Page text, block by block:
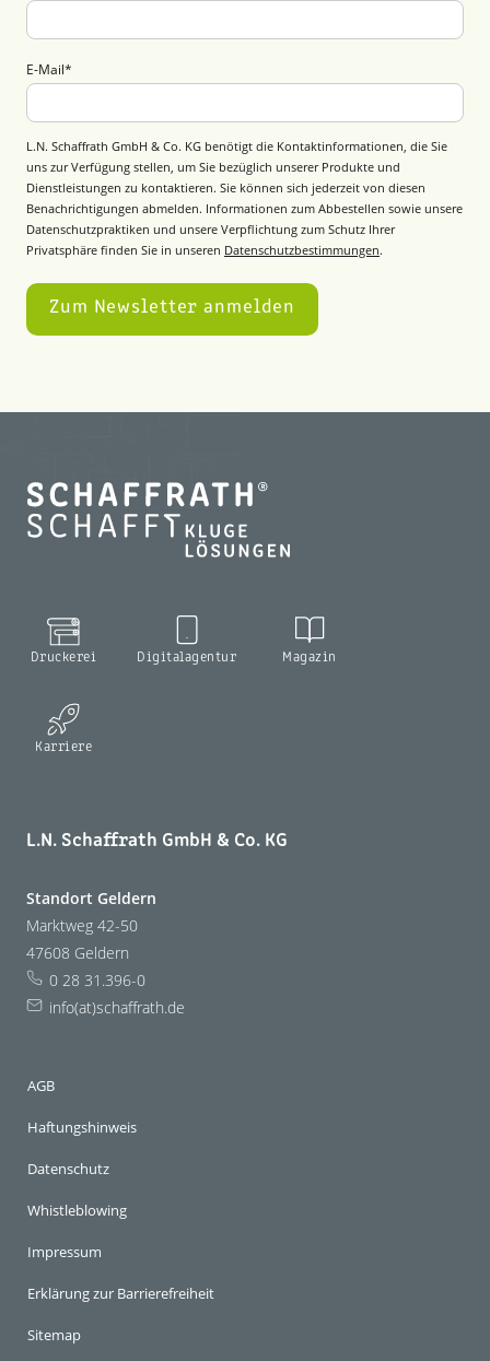
E-Mail*
L.N. Schaffrath GmbH & Co. KG benötigt die Kontaktinformationen, die Sie
uns zur Verfügung stellen, um Sie bezüglich unserer Produkte und
Dienstleistungen zu kontaktieren. Sie können sich jederzeit von diesen
Benachrichtigungen abmelden. Informationen zum Abbestellen sowie unsere
Datenschutzpraktiken und unsere Verpflichtung zum Schutz Ihrer
Privatsphäre finden Sie in unseren Datenschutzbestimmungen.
Druckerei Digitalagentur Magazin
Karriere
L.N. Schaffrath GmbH & Co. KG
Standort Geldern
Marktweg 42-50
47608 Geldern
0 28 31.396-0
info(at)schaffrath.de
AGB
Haftungshinweis
Datenschutz
Whistleblowing
Impressum
Erklärung zur Barrierefreiheit
Sitemap